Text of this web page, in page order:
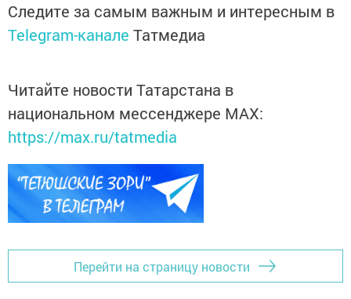
Следите за самым важным и интересным в
Telegram-канале Татмедиа
Читайте новости Татарстана в
национальном мессенджере MАХ:
https://max.ru/tatmedia
Перейти на страницу новости